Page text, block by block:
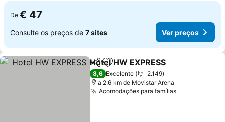
De € 47
Consulte os preços de 7 sites Ver preços
PartilharAdicionar aos favoritos
Hotel HW EXPRESS
8,6 Excelente
2.149
a 2.6 km de Movistar Arena
Acomodações para famíliasVer preços